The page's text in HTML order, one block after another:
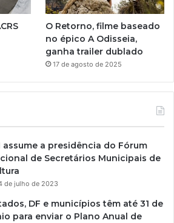
O Retorno, filme baseado
no épico A Odisseia,
ganha trailer dublado
17 de agosto de 2025
assume a presidência do Fórum
de Secretários Municipais de
de julho de 2023
DF e municípios têm até 31 de
para enviar o Plano Anual de